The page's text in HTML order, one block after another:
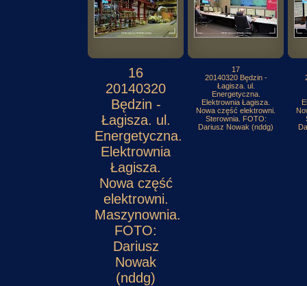
16
20140320
Będzin -
Łagisza. ul.
Energetyczna.
Elektrownia
Łagisza.
Nowa część
elektrowni.
Maszynownia.
FOTO:
Dariusz
Nowak
(nddg)
17
20140320 Będzin -
Łagisza. ul.
Energetyczna.
Elektrownia Łagisza.
Nowa część elektrowni.
Sterownia. FOTO:
Dariusz Nowak (nddg)